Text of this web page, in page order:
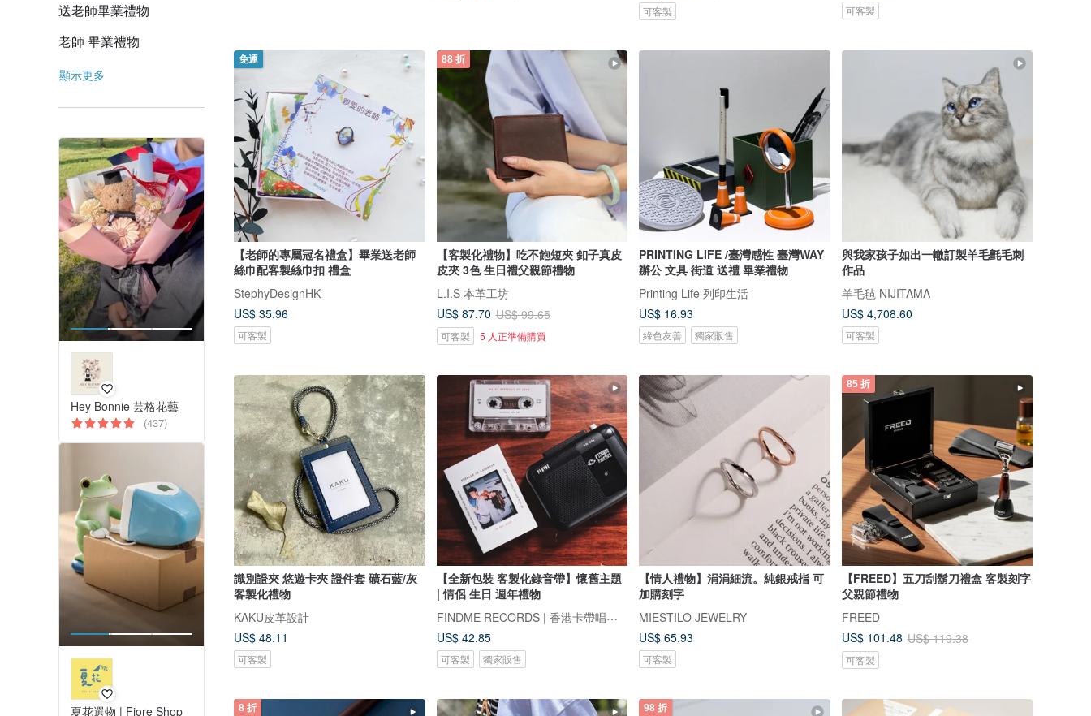
送老師畢業禮物
老師 畢業禮物
顯示更多
Hey Bonnie 芸格花藝
(437)
夏花選物 | Fiore Shop
可客製 可客製
免運
【老師的專屬冠名禮盒】畢業送老師
絲巾配客製絲巾扣 禮盒
StephyDesignHK
US$ 35.96
可客製
88 折
【客製化禮物】吃不飽短夾 釦子真皮
皮夾 3色 生日禮父親節禮物
L.I.S 本革工坊
US$ 87.70 US$ 99.65
可客製 5 人正準備購買
PRINTING LIFE /臺灣感性 臺灣WAY
辦公 文具 街道 送禮 畢業禮物
Printing Life 列印生活
US$ 16.93
綠色友善 獨家販售
與我家孩子如出一轍訂製羊毛氈毛刺
作品
羊毛毡 NIJITAMA
US$ 4,708.60
可客製
識別證夾 悠遊卡夾 證件套 礦石藍/灰
客製化禮物
KAKU皮革設計
US$ 48.11
可客製
【全新包裝 客製化錄音帶】懷舊主題
| 情侶 生日 週年禮物
FINDME RECORDS | 香港卡帶唱片生活店
US$ 42.85
可客製 獨家販售
【情人禮物】涓涓細流。純銀戒指 可
加購刻字
MIESTILO JEWELRY
US$ 65.93
可客製
85 折
【FREED】五刀刮鬍刀禮盒 客製刻字
父親節禮物
FREED
US$ 101.48 US$ 119.38
可客製
8 折 98 折